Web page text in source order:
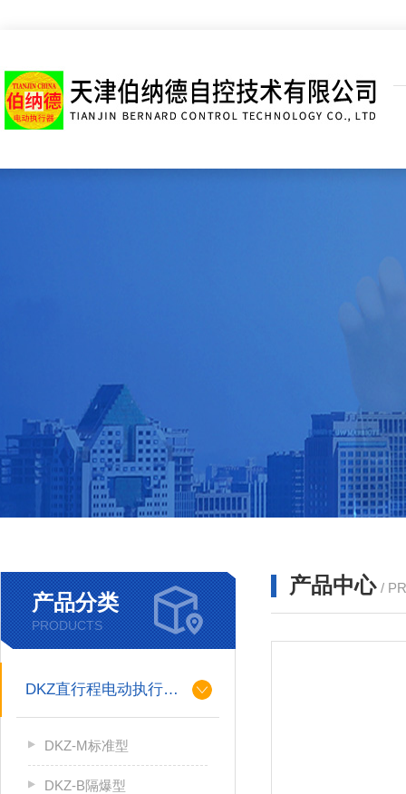
产品分类
PRODUCTS
DKZ直行程电动执行机构
DKZ-M标准型
DKZ-B隔爆型
产品中心 /